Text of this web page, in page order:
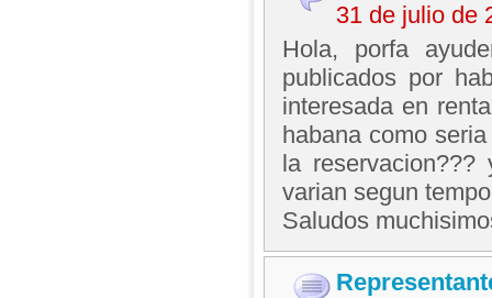
31 de julio de
Hola, porfa
publicados por
interesada en
habana como
la
varian segun
Saludos